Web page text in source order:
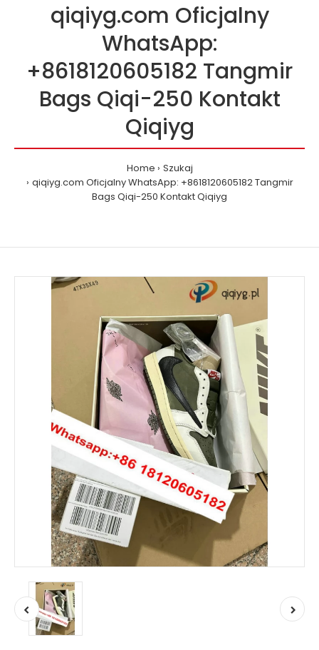
qiqiyg.com Oficjalny
WhatsApp:
+8618120605182 Tangmir
Bags Qiqi-250 Kontakt
Qiqiyg
Home
Szukaj
qiqiyg.com Oficjalny WhatsApp: +8618120605182 Tangmir
Bags Qiqi-250 Kontakt Qiqiyg